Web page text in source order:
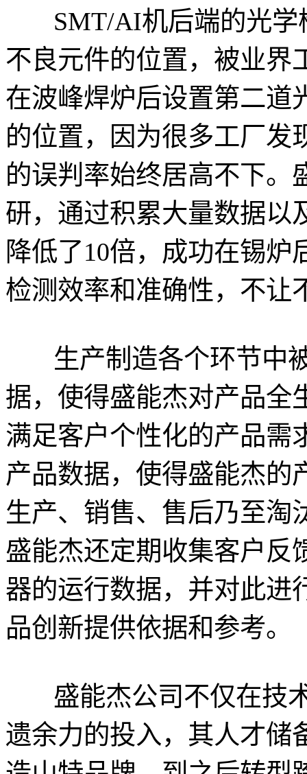
SMT/AI机后端的光
不良元件的位置，被业界
在波峰焊炉后设置第二
的位置，因为很多工厂发
的误判率始终居高不下。
研，通过积累大量数据以
降低了10倍，成功在锡
检测效率和准确性，不让
生产制造各个环节中
据，使得盛能杰对产品全
满足客户个性化的产品需
产品数据，使得盛能杰的
生产、销售、售后乃至淘
盛能杰还定期收集客户反
器的运行数据，并对此进
品创新提供依据和参考。
盛能杰公司不仅在技
遗余力的投入，其人才储